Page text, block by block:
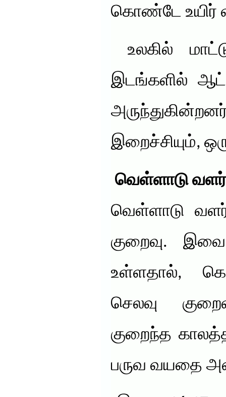
கொண்டே உயிர்
உலகில்
இடங்களில்
இறைச்சியும்,
வெள்ளாடு
வெள்ளாடு
குறைவு.
உள்ளதால்,
செலவு
குறைந்த
பருவ வயதை